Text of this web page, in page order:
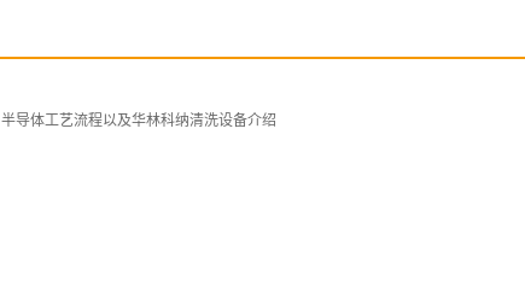
半导体工艺流程以及华林科纳清洗设备介绍